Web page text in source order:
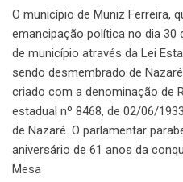
O município de Muniz Ferreira,
emancipação política no dia 30
de município através da Lei
sendo desmembrado de
criado com a denominação de
estadual nº 8468, de 02/06/
de Nazaré. O parlamentar
aniversário de 61 anos da
Mesa